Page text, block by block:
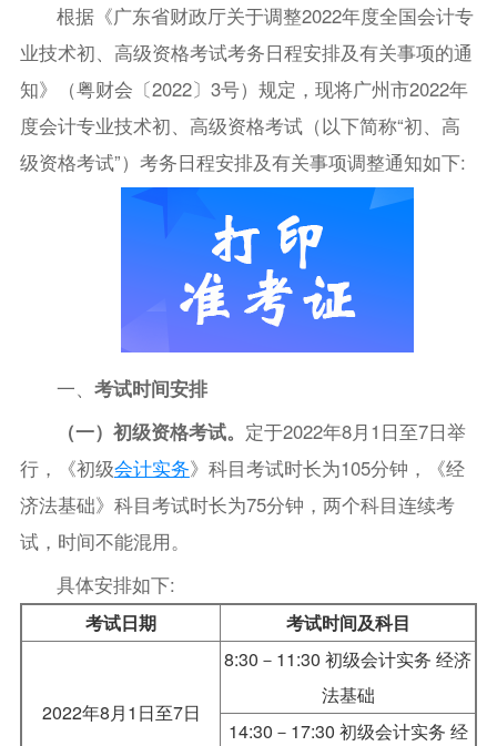
根据《广东省财政厅关于调整2022年度全国会计专
业技术初、高级资格考试考务日程安排及有关事项的通
知》（粤财会〔2022〕3号）规定，现将广州市2022年
度会计专业技术初、高级资格考试（以下简称“初、高
级资格考试”）考务日程安排及有关事项调整通知如下:
一、考试时间安排
（一）初级资格考试。 定于2022年8月1日至7日举
行，《初级会计实务》科目考试时长为105分钟，《经
济法基础》科目考试时长为75分钟，两个科目连续考
试，时间不能混用。
具体安排如下:
考试日期 考试时间及科目
2022年8月1日至7日
8:30－11:30 初级会计实务 经济
法基础
14:30－17:30 初级会计实务 经